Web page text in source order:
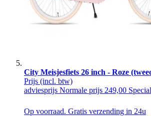
City Meisjesfiets 26 inch - Roze
Prijs (incl. btw)
adviesprijs Normale prijs 249,00
Op voorraad. Gratis verzending in 24u